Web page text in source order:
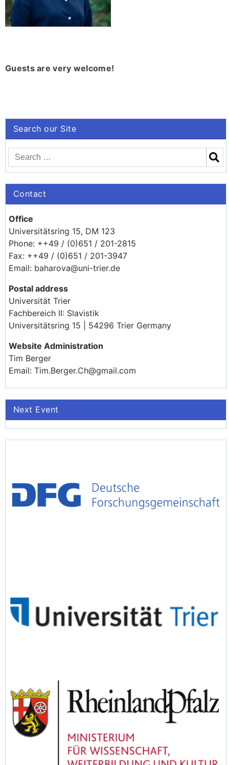
Guests are very welcome!
Search our Site
Contact
Office
Universitätsring 15, DM 123
Phone: ++49 / (0)651 / 201-2815
Fax: ++49 / (0)651 / 201-3947
Email: baharova@uni-trier.de
Postal address
Universität Trier
Fachbereich II: Slavistik
Universitätsring 15 | 54296 Trier Germany
Website Administration
Tim Berger
Email: Tim.Berger.Ch@gmail.com
Next Event